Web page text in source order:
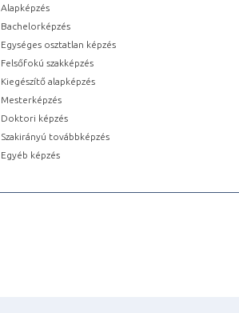
Alapképzés
Bachelorképzés
Egységes osztatlan képzés
Felsőfokú szakképzés
Kiegészítő alapképzés
Mesterképzés
Doktori képzés
Szakirányú továbbképzés
Egyéb képzés